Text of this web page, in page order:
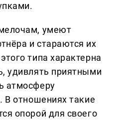
умеют
и стараются их
типа характерна
удивлять приятными
атмосферу
В отношениях такие
опорой для своего